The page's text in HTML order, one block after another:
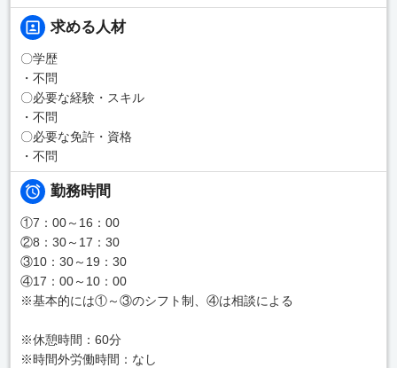
求める人材
〇学歴
・不問
〇必要な経験・スキル
・不問
〇必要な免許・資格
・不問
勤務時間
①7：00～16：00
②8：30～17：30
③10：30～19：30
④17：00～10：00
※基本的には①～③のシフト制、④は相談による
※休憩時間：60分
※時間外労働時間：なし